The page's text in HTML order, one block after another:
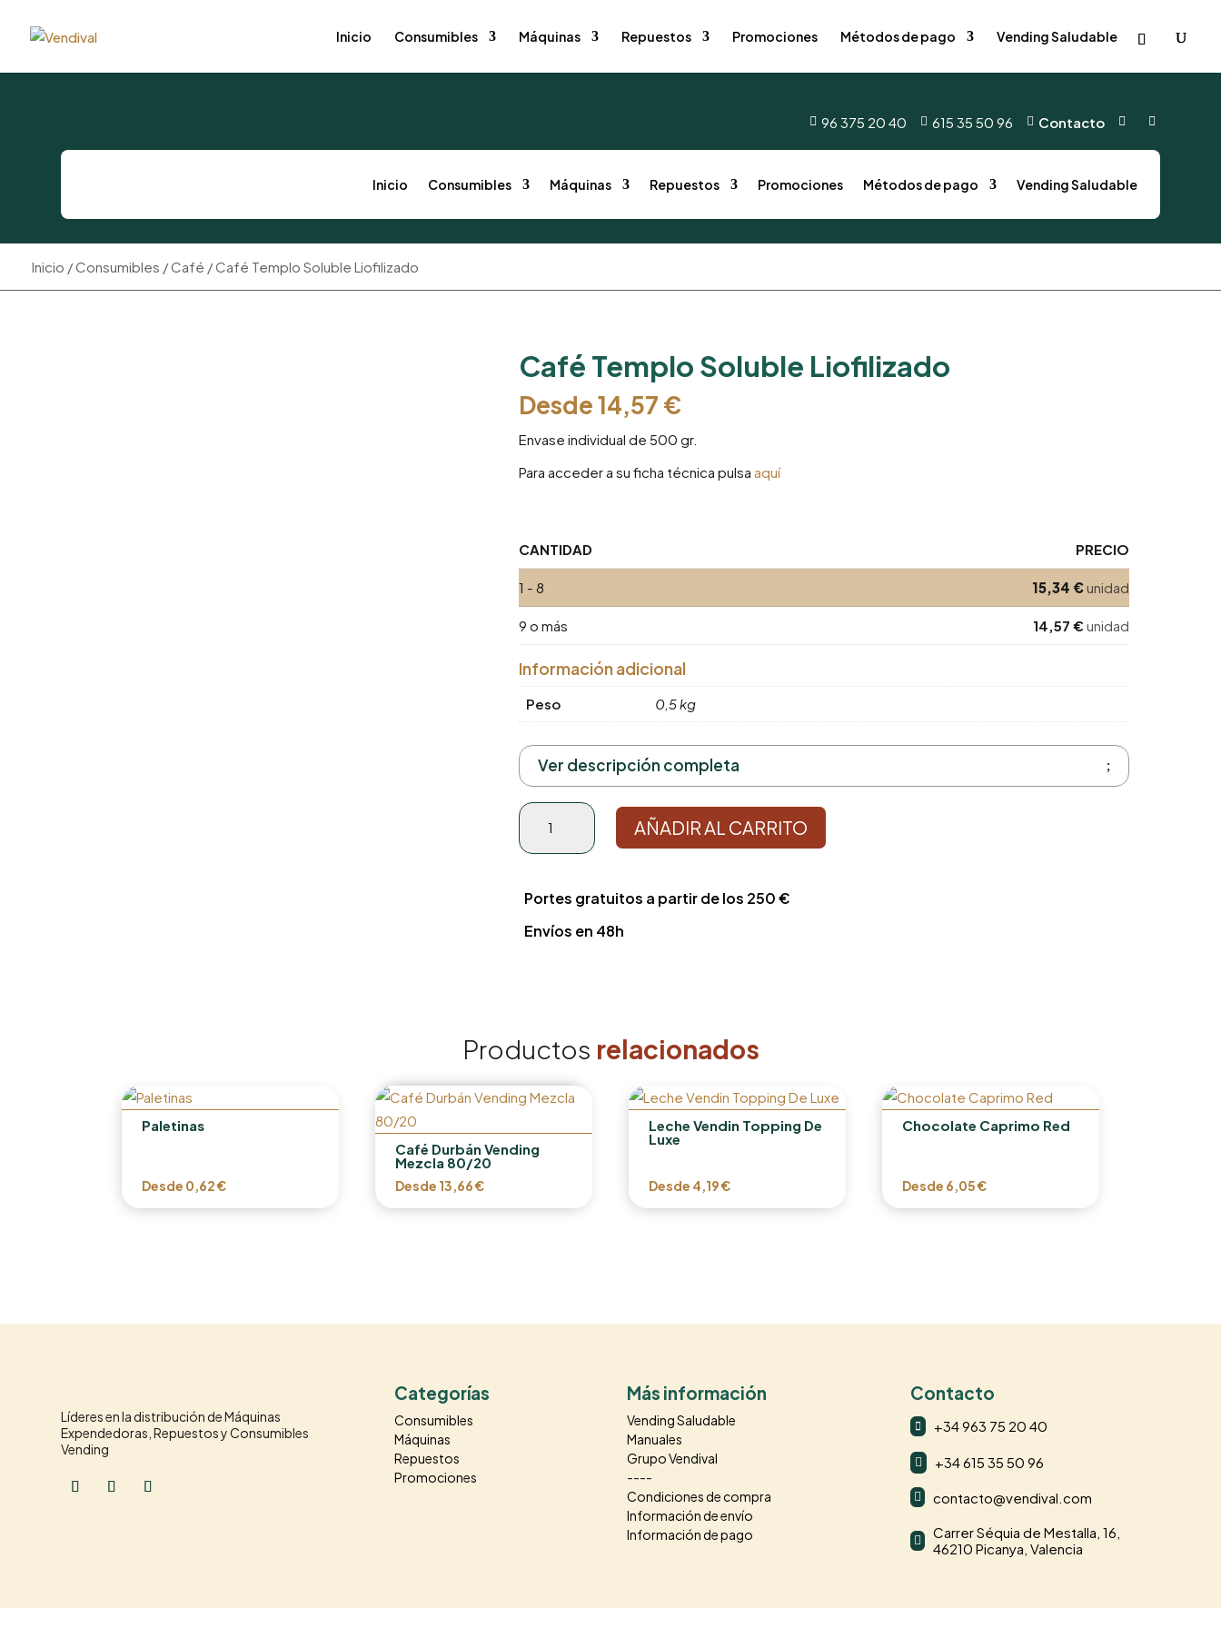
Inicio Consumibles Máquinas Repuestos Promociones Métodos de pago Vending Saludable
 96 375 20 40  615 35 50 96  Contacto  
Inicio Consumibles Máquinas Repuestos Promociones Métodos de pago Vending Saludable
Inicio /Consumibles /Café / Café Templo Soluble Liofilizado
Café Templo Soluble Liofilizado
Desde14,57 €
Envase individual de 500 gr.
Para acceder a su ficha técnica pulsa aquí
CANTIDAD PRECIO
1 - 8 15,34€unidad
9 o más 14,57€unidad
Información adicional
Peso 0,5 kg
Ver descripción completa
Café
Templo
Soluble
AÑADIR AL CARRITO
Portes gratuitos a partir de los 250 €
Envíos en 48h
Productos relacionados
Paletinas
Desde 0,62€
Café Durbán Vending
Mezcla 80/20
Desde 13,66€
Leche Vendin Topping De
Luxe
Desde 4,19€
Chocolate Caprimo Red
Desde 6,05€
Líderes en la distribución de Máquinas
Expendedoras, Repuestos y Consumibles
Vending
Categorías
Consumibles
Máquinas
Repuestos
Promociones
Más información
Vending Saludable
Manuales
Grupo Vendival
----
Condiciones de compra
Información de envío
Información de pago
Contacto
 +34 963 75 20 40
 +34 615 35 50 96
 contacto@vendival.com

Carrer Séquia de Mestalla, 16,
46210 Picanya, Valencia